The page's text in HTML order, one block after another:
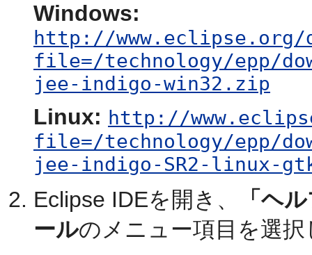
Windows:
http://www.eclipse.org/
file=/technology/epp/
jee-indigo-win32.zip
Linux: http://
file=/technology/epp/
jee-indigo-SR2-linux-
Eclipse IDEを開き、
「ヘ
ールのメニュー項目を選